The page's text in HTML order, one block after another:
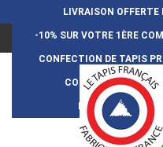
LIVRAISON
-10% SUR VOTRE 1ÈRE
CONFECTION DE TAPIS
CONFECTION FRANÇ
DURÉE DE VIE